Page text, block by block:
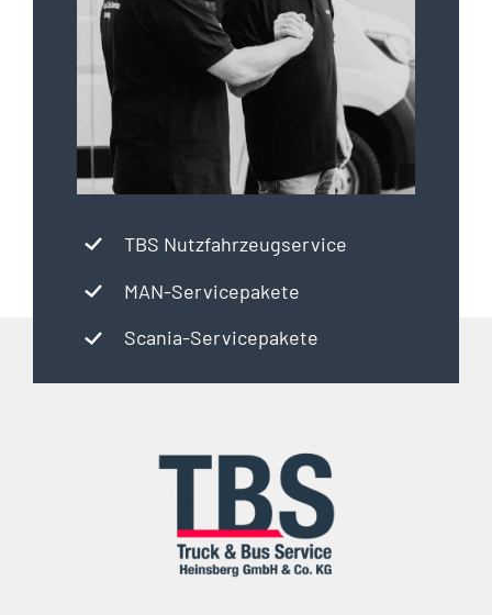
TBS Nutzfahrzeugservice
MAN-Servicepakete
Scania-Servicepakete